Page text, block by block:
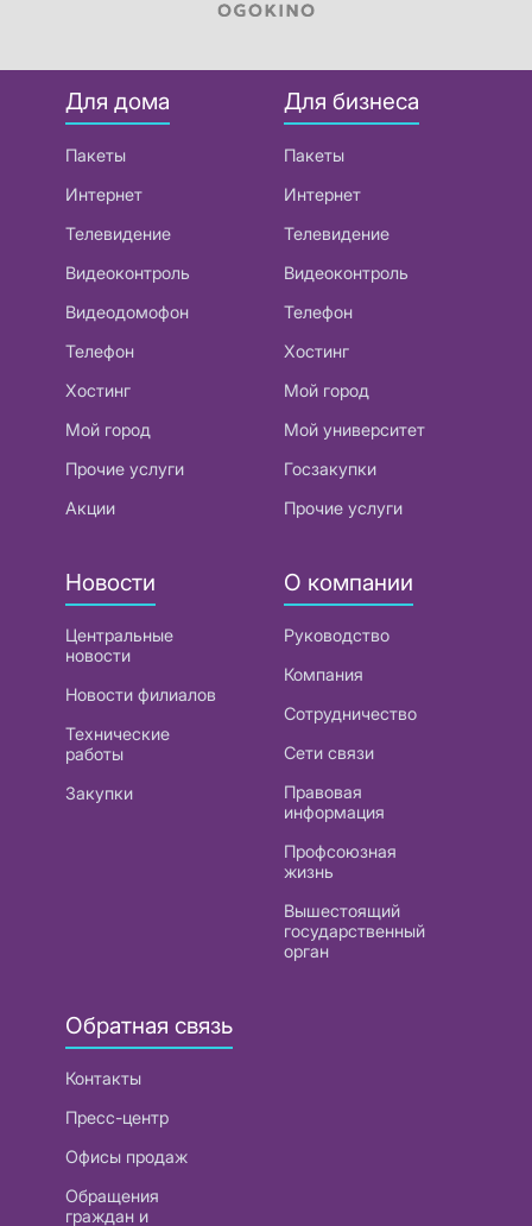
Для дома
Пакеты
Интернет
Телевидение
Видеоконтроль
Видеодомофон
Телефон
Хостинг
Мой город
Прочие услуги
Акции
Для бизнеса
Пакеты
Интернет
Телевидение
Видеоконтроль
Телефон
Хостинг
Мой город
Мой университет
Госзакупки
Прочие услуги
Новости
Центральные
новости
Новости филиалов
Технические
работы
Закупки
О компании
Руководство
Компания
Сотрудничество
Сети связи
Правовая
информация
Профсоюзная
жизнь
Вышестоящий
государственный
орган
Обратная связь
Контакты
Пресс-центр
Офисы продаж
Обращения
граждан и